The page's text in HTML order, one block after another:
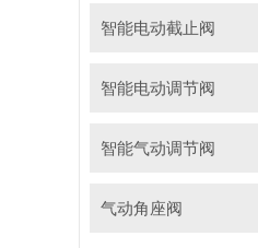
智能电动截止阀
智能电动调节阀
智能气动调节阀
气动角座阀